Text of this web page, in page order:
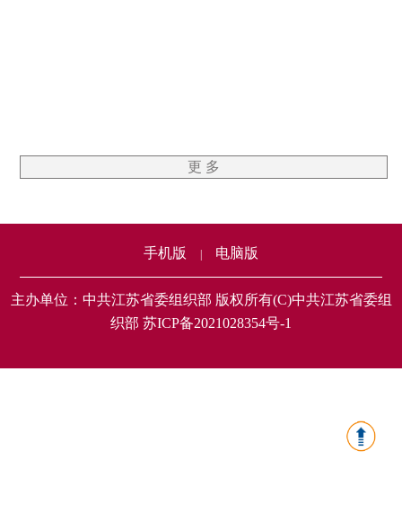
更 多
手机版 电脑版
主办单位：中共江苏省委组织部 版权所有(C)中共江苏省委组
织部 苏ICP备2021028354号-1